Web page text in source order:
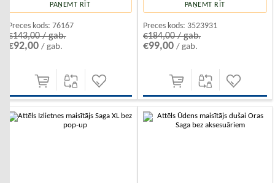
PAŅEMT RĪT
Preces kods: 76167
€143,00 / gab.
€92,00/ gab.
PAŅEMT RĪT
Preces kods: 3523931
€184,00 / gab.
€99,00 / gab.